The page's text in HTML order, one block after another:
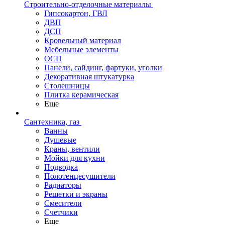
Строительно-отделочные материалы
Гипсокартон, ГВЛ
ДВП
ДСП
Кровельный материал
Мебельные элементы
ОСП
Панели, сайдинг, фартуки, уголки
Декоративная штукатурка
Столешницы
Плитка керамическая
Еще
Сантехника, газ
Ванны
Душевые
Краны, вентили
Мойки для кухни
Подводка
Полотенцесушители
Радиаторы
Решетки и экраны
Смесители
Счетчики
Еще